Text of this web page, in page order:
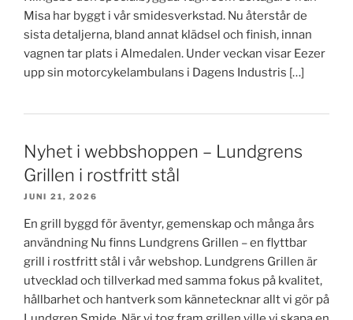
Misa har byggt i vår smidesverkstad. Nu återstår de
sista detaljerna, bland annat klädsel och finish, innan
vagnen tar plats i Almedalen. Under veckan visar Eezer
upp sin motorcykelambulans i Dagens Industris […]
Nyhet i webbshoppen – Lundgrens
Grillen i rostfritt stål
JUNI 21, 2026
En grill byggd för äventyr, gemenskap och många års
användning Nu finns Lundgrens Grillen – en flyttbar
grill i rostfritt stål i vår webshop. Lundgrens Grillen är
utvecklad och tillverkad med samma fokus på kvalitet,
hållbarhet och hantverk som kännetecknar allt vi gör på